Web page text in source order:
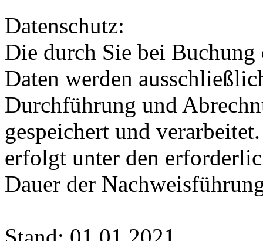
Datenschutz:
Die durch Sie bei Buchung
Daten werden
Durchführung und
gespeichert und
erfolgt unter den
Dauer der